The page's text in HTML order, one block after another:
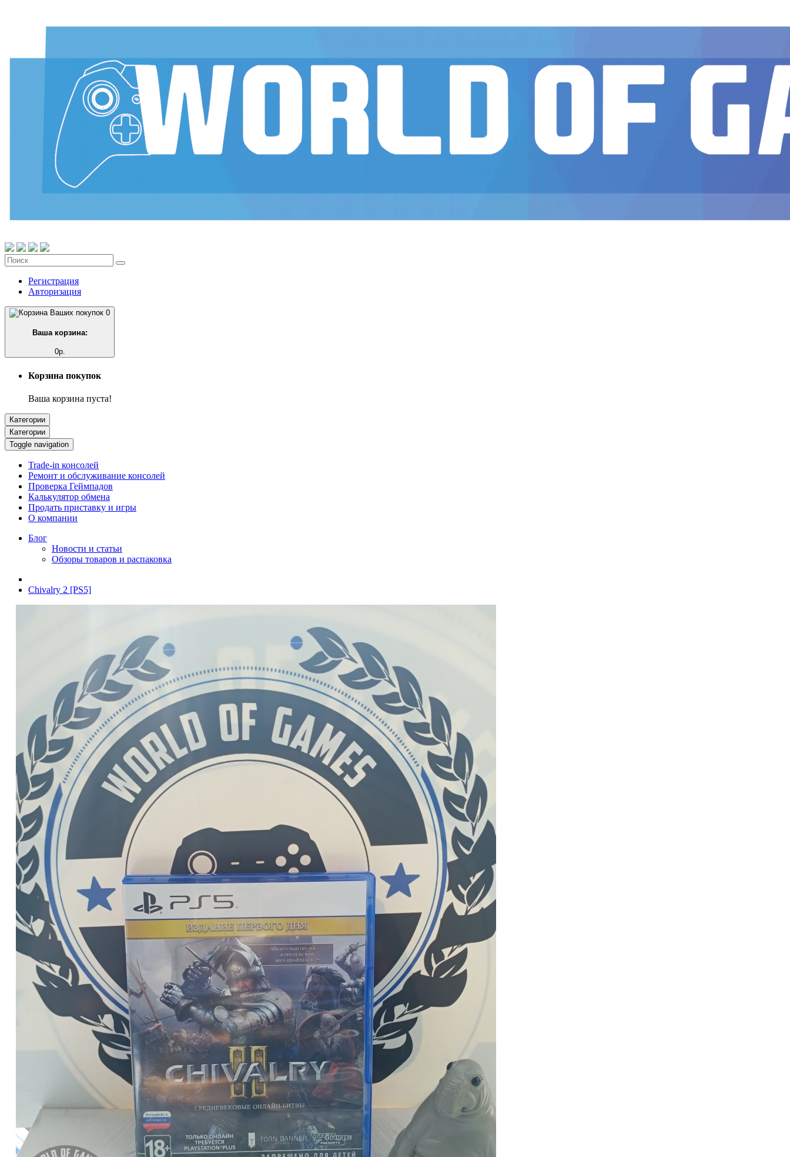
Регистрация
Авторизация
0
Ваша корзина:
0р.
Корзина покупок
Ваша корзина пуста!
Категории
Категории
Toggle navigation
Trade-in консолей
Ремонт и обслуживание консолей
Проверка Геймпадов
Калькулятор обмена
Продать приставку и игры
О компании
Блог
Новости и статьи
Обзоры товаров и распаковка
Chivalry 2 [PS5]